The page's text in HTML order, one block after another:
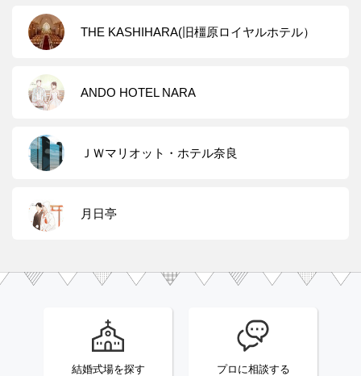
THE KASHIHARA(旧橿原ロイヤルホテル）
ANDO HOTEL NARA
ＪＷマリオット・ホテル奈良
月日亭
結婚式場を探す プロに相談する